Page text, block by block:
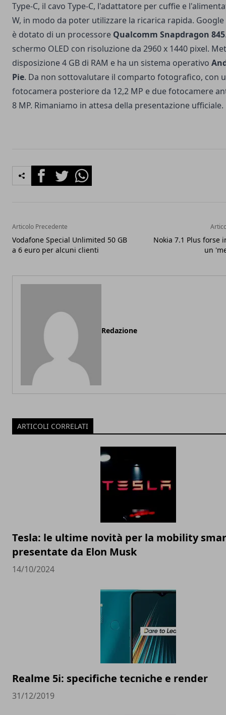
Type-C, il cavo Type-C, l'adattatore per cuffie e
W, in modo da poter utilizzare la ricarica rapida. Google
è dotato di un processore Qualcomm Snapdragon 845
schermo OLED con risoluzione da 2960 x 1440 pixel.
disposizione 4 GB di RAM e ha un sistema operativo
Pie. Da non sottovalutare il comparto fotografico, con
fotocamera posteriore da 12,2 MP e due fotocamere
8 MP. Rimaniamo in attesa della presentazione ufficiale.
FacebookTwitterWhatsapp
Articolo Precedente
Vodafone Special Unlimited 50 GB
a 6 euro per alcuni clienti
Nokia 7.1 Plus forse
un
Redazione
ARTICOLI CORRELATI
Tesla: le ultime novità per la mobility
presentate da Elon Musk
14/10/2024
Realme 5i: specifiche tecniche e render
31/12/2019